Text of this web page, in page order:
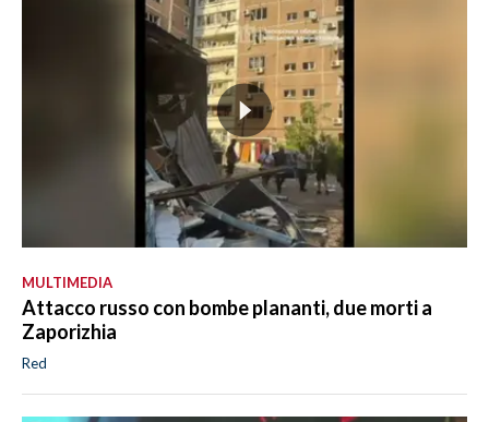
MULTIMEDIA
Attacco russo con bombe plananti, due morti a
Zaporizhia
Red